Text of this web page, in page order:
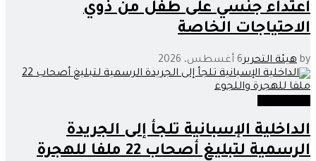
اعتداء جنسي على طفل من ذوي
الاحتياجات الخاصة
by هيئة التحرير6 أغسطس، 2026
الداخلية الإسبانية تلجأ إلى الجريدة
الرسمية لتبليغ أصحاب 22 ملفا للهجرة